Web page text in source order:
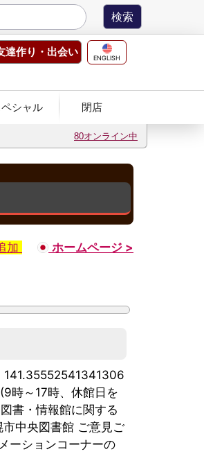
ENGLISH
達作り ・出会い
シャル 閉店
80オンライン中
加 ホームページ >
時～17時、休館日を
書・情報館に関する
中央図書館 ご意見ご
ーションコーナーの